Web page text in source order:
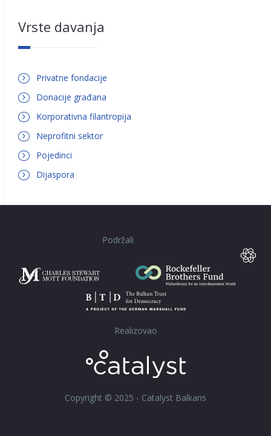
Vrste davanja
Privatne fondacije
Donacije građana
Korporativna filantropija
Neprofitni sektor
Pojedinci
Dijaspora
Podržali
Realizovao
Copyright © 2025 - Catalyst Balkans